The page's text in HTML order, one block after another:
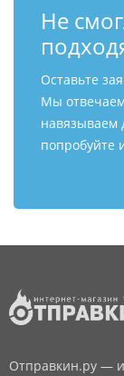
Не
Оставьте
Мы
навязываем
попробуйте
Отправкин.ру —